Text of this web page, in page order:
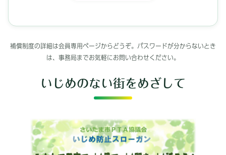
補償制度の詳細は会員専用ページからどうぞ。パスワードが分からないとき
は、事務局までお気軽にお問い合わせください。
いじめのない街をめざして